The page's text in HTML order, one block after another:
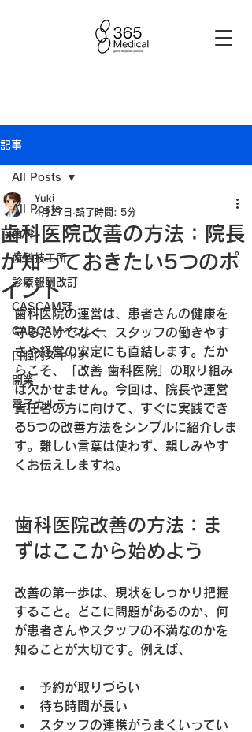
記事
All Posts
歯科
歯科技工所
診療報酬改訂
CASCAM冠
CADCAMインレー
口腔内スキャナ
開業
電子カルテ
All Posts
歯科医院改善の方法：院長
が知っておきたい5つのポ
イント
Yuki
4月27日 読了時間: 5分
歯科医院の運営は、患者さんの健康を
守るだけでなく、スタッフの働きやす
さや経営の安定にも直結します。だか
らこそ、
「改善 歯科医院」 の取り組み
は欠かせません。今回は、院長や運営
責任者の方に向けて、すぐに実践でき
る5つの改善方法をシンプルに紹介しま
す。難しい言葉は使わず、親しみやす
くお伝えしますね。
歯科医院改善の方法：ま
ずはここから始めよう
改善の第一歩は、現状をしっかり把握
すること。どこに問題があるのか、何
が患者さんやスタッフの不満なのかを
知ることが大切です。例えば、
予約が取りづらい
待ち時間が長い
スタッフの連携がうまくいってい